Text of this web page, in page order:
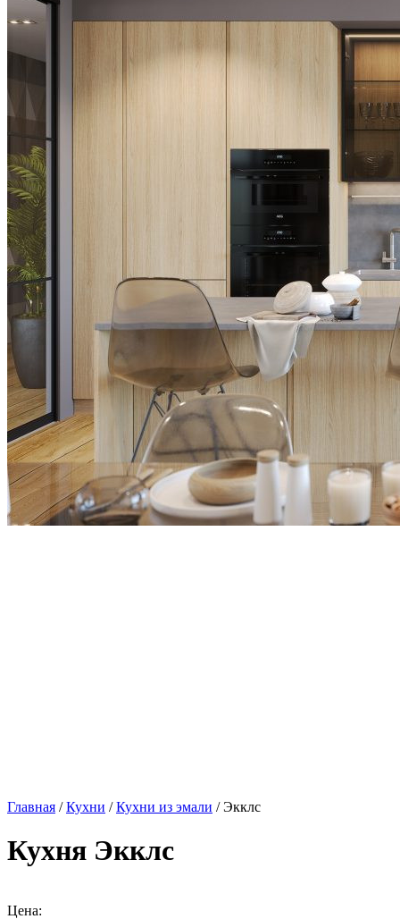
Главная /Кухни /Кухни из эмали / Экклс
Кухня Экклс
Цена: